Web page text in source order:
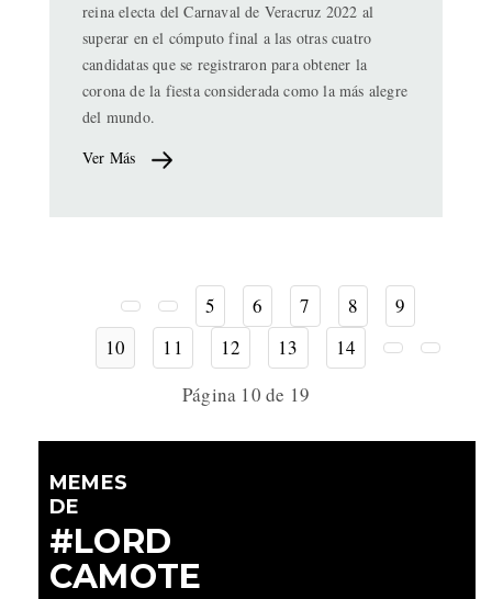
reina electa del Carnaval de Veracruz 2022 al
superar en el cómputo final a las otras cuatro
candidatas que se registraron para obtener la
corona de la fiesta considerada como la más alegre
del mundo.
Ver Más
5 6 7 8
9
10
11 12 13
14
Página 10 de 19
MEMES
DE
#LORD
CAMOTE